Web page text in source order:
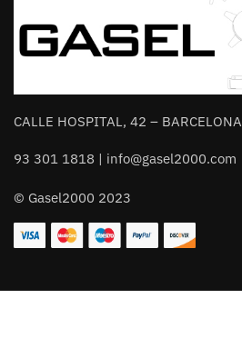
CALLE HOSPITAL, 42 – BARCELONA
93 301 1818 | info@gasel2000.com
© Gasel2000 2023